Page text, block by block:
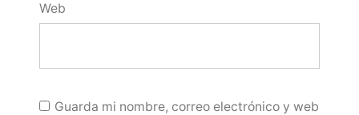
Web
Guarda mi nombre, correo electrónico y web